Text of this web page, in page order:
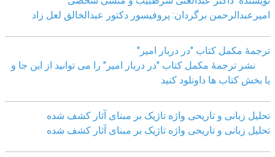
امیرعبدالرحمن برگردان: پروفیسور دکتور عبدالخالق لعل زاد
ترجمۀ مکمل کتاب "در دربار امیر"
نشر ترجمۀ مکمل کتاب "در دربار امیر" را می توانید از این جا و
یا بخش کتاب ها داونلود کنید
تحلیل زبانی و تاریحی واژه تاژیک بر مبنای آثار کشف شده
تحلیل زبانی و تاریحی واژه تاژیک بر مبنای آثار کشف شده